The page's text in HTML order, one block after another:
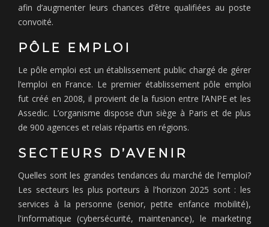
afin d’augmenter leurs chances d’être qualifiées au poste
convoité.
PÔLE EMPLOI
Le pôle emploi est un établissement public chargé de gérer
l’emploi en France. Le premier établissement pôle emploi
fut créé en 2008, il provient de la fusion entre l’ANPE et les
Assedic. L’organisme dispose d’un siège à Paris et de plus
de 900 agences et relais répartis en régions.
SECTEURS D’AVENIR
Quelles sont les grandes tendances du marché de l'emploi?
Les secteurs les plus porteurs à l'horizon 2025 sont : les
services à la personne (senior, petite enfance mobilité),
l'informatique (cybersécurité, maintenance), le marketing